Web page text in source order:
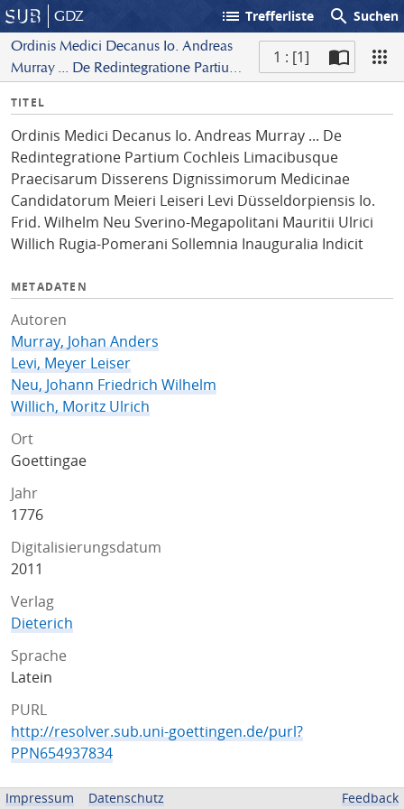
GDZ list Trefferliste search Suchen
Ordinis Medici Decanus Io. Andreas
Murray ... De Redintegratione Partium
Disserens Dignissimorum Medicinae
Candidatorum Meieri Leiseri Levi
Düsseldorpiensis Io. Frid. Wilhelm Neu
Sverino-Megapolitani Mauritii Ulrici
Willich Rugia-Pomerani Sollemnia
Inauguralia Indicit
1 : [1]
I
f
o
TITEL
Ordinis Medici Decanus Io. Andreas Murray ... De
Redintegratione Partium Cochleis Limacibusque
Praecisarum Disserens Dignissimorum Medicinae
Candidatorum Meieri Leiseri Levi Düsseldorpiensis Io.
Frid. Wilhelm Neu Sverino-Megapolitani Mauritii Ulrici
Willich Rugia-Pomerani Sollemnia Inauguralia Indicit
METADATEN
Autoren
Murray, Johan Anders
Levi, Meyer Leiser
Neu, Johann Friedrich Wilhelm
Willich, Moritz Ulrich
Ort
Goettingae
Jahr
1776
Digitalisierungsdatum
2011
Verlag
Dieterich
Sprache
Latein
PURL
http://resolver.sub.uni-goettingen.de/purl?
PPN654937834
ZUGEHÖRIGE QUELLEN
Impressum Datenschutz Feedback